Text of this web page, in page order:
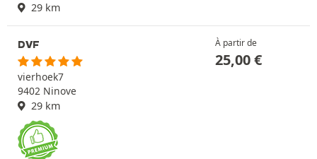
29 km
DVF
vierhoek7
9402 Ninove
29 km
À partir de
25,00€